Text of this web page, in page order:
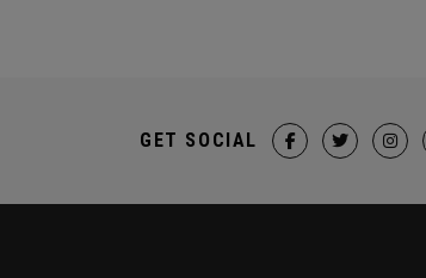
GET SOCIAL